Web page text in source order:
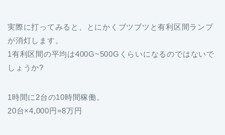
実際に打ってみると、とにかくブツブツと有利区間ランプ
が消灯します。
1有利区間の平均は400G~500Gくらいになるのではないで
しょうか?
1時間に2台の10時間稼働。
20台×4,000円=8万円